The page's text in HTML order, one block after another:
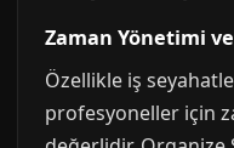
Zaman Yönetimi
Özellikle iş
profesyoneller için